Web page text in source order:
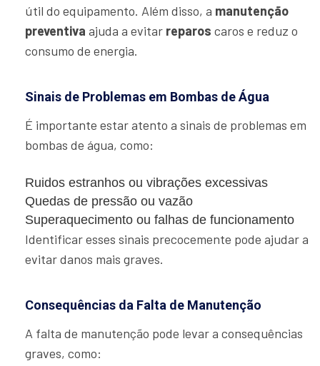
útil do equipamento. Além disso, a manutenção
preventiva ajuda a evitar reparos caros e reduz o
consumo de energia.
Sinais de Problemas em Bombas de Água
É importante estar atento a sinais de problemas em
bombas de água, como:
Ruidos estranhos ou vibrações excessivas
Quedas de pressão ou vazão
Superaquecimento ou falhas de funcionamento
Identificar esses sinais precocemente pode ajudar a
evitar danos mais graves.
Consequências da Falta de Manutenção
A falta de manutenção pode levar a consequências
graves, como: